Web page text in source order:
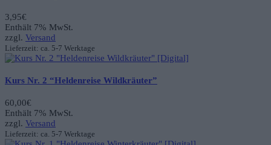
3,95€
Enthält 7% MwSt.
zzgl. Versand
Lieferzeit: ca. 5-7 Werktage
Kurs Nr. 2 “Heldenreise Wildkräuter”
60,00€
Enthält 7% MwSt.
zzgl. Versand
Lieferzeit: ca. 5-7 Werktage